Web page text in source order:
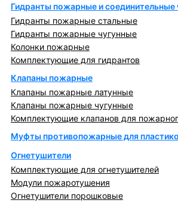
Гидранты пожарные и соединительные
Гидранты пожарные стальные
Гидранты пожарные чугунные
Колонки пожарные
Комплектующие для гидрантов
Клапаны пожарные
Клапаны пожарные латунные
Клапаны пожарные чугунные
Комплектующие клапанов для
Муфты противопожарные для
Огнетушители
Комплектующие для огнетушителей
Модули пожаротушения
Огнетушители порошковые